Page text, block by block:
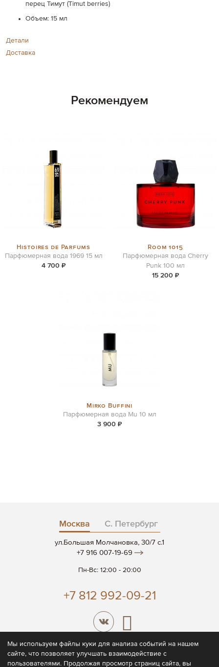
перец Тимут (Timut berries)
Объем: 15 мл
Детали
Доставка
Рекомендуем
Histoires de Parfums
Парфюмерная вода 1969 15 мл
4 700 ₽
Room 1015
Парфюмерная вода Cherry
Punk 100 мл
15 200 ₽
Mirko Buffini
Парфюмерная вода Mu 10 мл
3 900 ₽
Москва С. Петербург
ул.Большая Молчановка, 30/7 c.1
+7 916 007-19-69
Пн-Вс: 12:00 - 20:00
+7 812 992-09-21
Мы используем файлы куки для анализа событий на нашем
сайте, что позволяет улучшать взаимодействие с
пользователями. Продолжая просмотр страниц сайта, вы